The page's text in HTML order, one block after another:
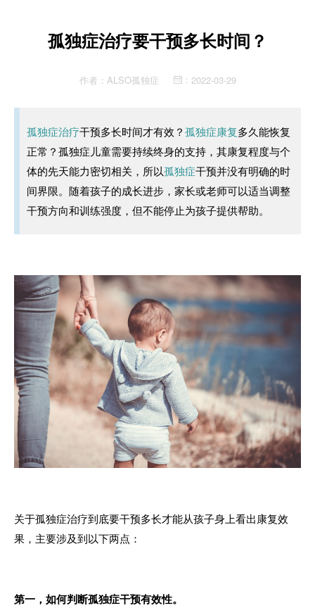
孤独症治疗要干预多长时间？
作者： ALSO孤独症 ： 2022-03-29
孤独症治疗干预多长时间才有效？孤独症康复多久能恢复
正常？孤独症儿童需要持续终身的支持，其康复程度与个
体的先天能力密切相关，所以孤独症干预并没有明确的时
间界限。随着孩子的成长进步，家长或老师可以适当调整
干预方向和训练强度，但不能停止为孩子提供帮助。
关于孤独症治疗到底要干预多长才能从孩子身上看出康复效
果，主要涉及到以下两点：
第一，如何判断孤独症干预有效性。